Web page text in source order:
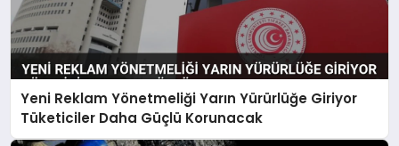
Yeni Reklam Yönetmeliği Yarın Yürürlüğe Giriyor
Tüketiciler Daha Güçlü Korunacak